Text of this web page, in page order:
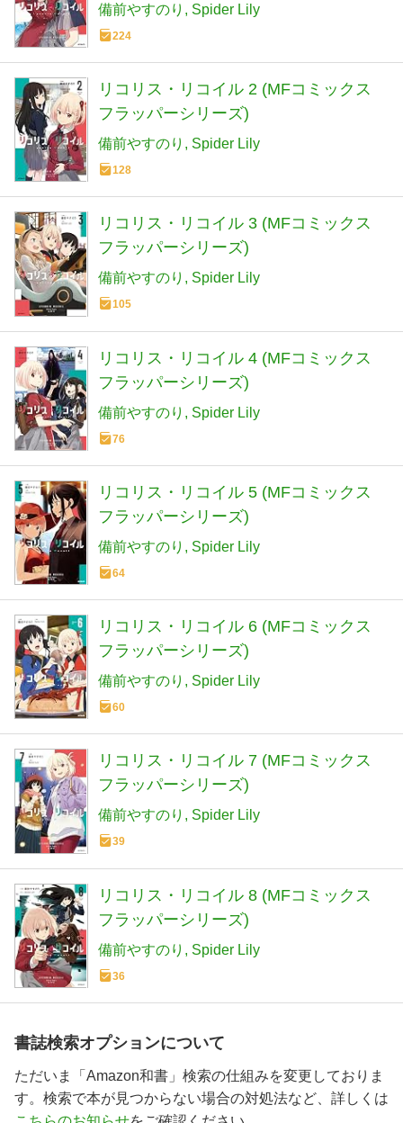
備前やすのり Spider Lily
224
リコリス・リコイル 2 (MFコミックス
フラッパーシリーズ)
備前やすのり Spider Lily
128
リコリス・リコイル 3 (MFコミックス
フラッパーシリーズ)
備前やすのり Spider Lily
105
リコリス・リコイル 4 (MFコミックス
フラッパーシリーズ)
備前やすのり Spider Lily
76
リコリス・リコイル 5 (MFコミックス
フラッパーシリーズ)
備前やすのり Spider Lily
64
リコリス・リコイル 6 (MFコミックス
フラッパーシリーズ)
備前やすのり Spider Lily
60
リコリス・リコイル 7 (MFコミックス
フラッパーシリーズ)
備前やすのり Spider Lily
39
リコリス・リコイル 8 (MFコミックス
フラッパーシリーズ)
備前やすのり Spider Lily
36
書誌検索オプションについて
ただいま「Amazon和書」検索の仕組みを変更しておりま
す。検索で本が見つからない場合の対処法など、詳しくは